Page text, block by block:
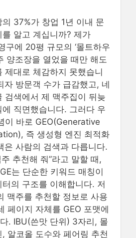
37%가 창업 1년 이내 문
알고 계십니까? 제가
구에 20평 규모의 ‘몰트하우
양조장을 열었을 때만 해도
제대로 체감하지 못했습니
자 방문객 수가 급감했고, 네
검색에서 제 맥주집이 뒤늦
직면했습니다. 그러다 우
이 바로 GEO(Generative
즉 생성형 엔진 최적화
은 사람의 검색과 다릅니다.
추천해 줘”라고 말할 때,
는 단순한 키워드 매칭이
의 구조를 이해합니다. 저
맥주를 추천할 정보로 사용
페이지 자체를 GEO 포맷에
. IBU(쓴맛 단위) 3자리, 몰
, 알코올 도수와 페어링 추천